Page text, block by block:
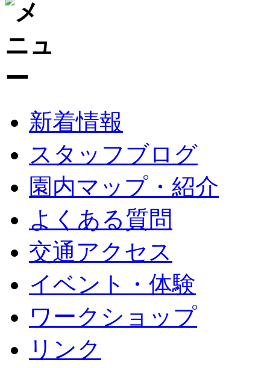
新着情報
スタッフブログ
園内マップ・紹介
よくある質問
交通アクセス
イベント・体験
ワークショップ
リンク